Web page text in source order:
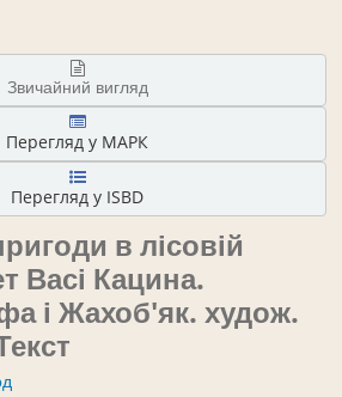
Звичайний вигляд
Перегляд у МАРК
Перегляд у ISBD
в лісовій
Васі Кацина.
і Жахоб'як.худож.